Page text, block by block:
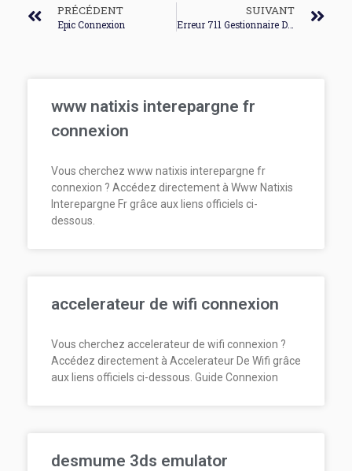
PRÉCÉDENT
Epic Connexion
SUIVANT
Erreur 711 Gestionnaire De Connexion A Accès Distant
www natixis interepargne fr
connexion
Vous cherchez www natixis interepargne fr
connexion ? Accédez directement à Www Natixis
Interepargne Fr grâce aux liens officiels ci-
dessous.
accelerateur de wifi connexion
Vous cherchez accelerateur de wifi connexion ?
Accédez directement à Accelerateur De Wifi grâce
aux liens officiels ci-dessous. Guide Connexion
desmume 3ds emulator